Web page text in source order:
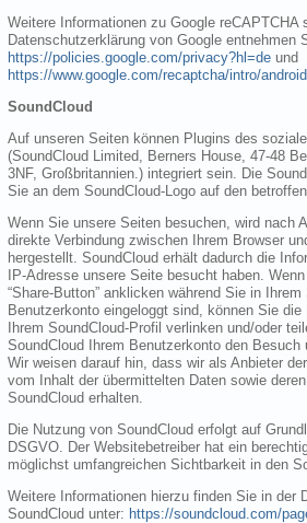
Weitere Informationen zu Google reCAPTCHA
Datenschutzerklärung von Google entnehmen
https://policies.google.com/privacy?hl=de und
https://www.google.com/recaptcha/intro/
SoundCloud
Auf unseren Seiten können Plugins des
(SoundCloud Limited, Berners House, 47-48
3NF, Großbritannien.) integriert sein. Die
Sie an dem SoundCloud-Logo auf den
Wenn Sie unsere Seiten besuchen, wird nach
direkte Verbindung zwischen Ihrem Browser
hergestellt. SoundCloud erhält dadurch die
IP-Adresse unsere Seite besucht haben.
“Share-Button” anklicken während Sie in Ihrem
Benutzerkonto eingeloggt sind, können Sie
Ihrem SoundCloud-Profil verlinken und/oder
SoundCloud Ihrem Benutzerkonto den Besuch
Wir weisen darauf hin, dass wir als Anbieter
vom Inhalt der übermittelten Daten sowie
SoundCloud erhalten.
Die Nutzung von SoundCloud erfolgt auf
DSGVO. Der Websitebetreiber hat ein
möglichst umfangreichen Sichtbarkeit in den
Weitere Informationen hierzu finden Sie in der
SoundCloud unter: https://soundcloud.com/